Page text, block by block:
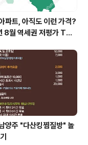
파트, 아직도 이런 가격?
월 역세권 저평가 TOP
양주 "다산킹찜질방" 놀